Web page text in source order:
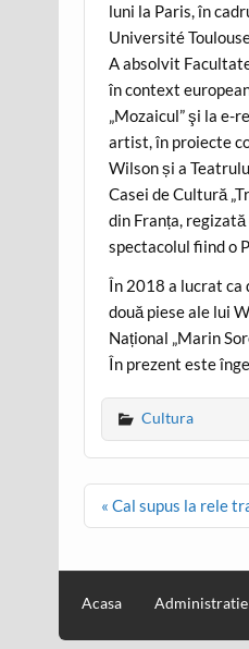
luni la Paris, în
Université
A absolvit
în context
„Mozaicul” şi la e-
artist, în proiecte
Wilson și a
Casei de Cultură
din Franța,
spectacolul fiind o
În 2018 a lucrat ca
două piese ale lui
Național „Marin
În prezent este
Cultura
Post
navigation
« Cal supus la rele
Acasa Administratie